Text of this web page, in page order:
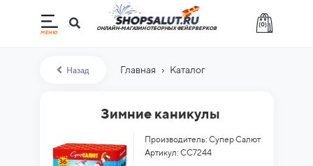
(0)
ОНЛАЙН-МАГАЗИН ОТБОРНЫХ ФЕЙЕРВЕРКОВ
Назад Главная › Каталог
Зимние каникулы
Производитель: Супер Салют
Артикул: СС7244